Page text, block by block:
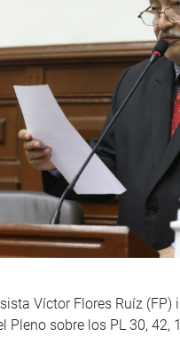
Víctor Flores Ruíz (FP)
Pleno sobre los PL 30, 42,